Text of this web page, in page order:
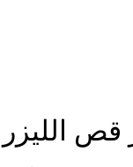
قص الليزر